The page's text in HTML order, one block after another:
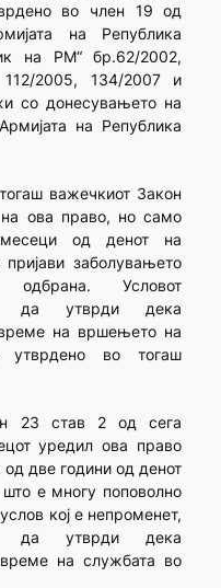
во член 19 од
на Република
на РМ“ бр.62/2002,
2005, 134/2007 и
со донесувањето на
на Република
важечкиот Закон
ова право, но само
од денот на
заболувањето
Условот
да утврди дека
на вршењето на
утврдено во тогаш
23 став 2 од сега
уредил ова право
две години од денот
е многу поповолно
кој е непроменет,
да утврди дека
на службата во